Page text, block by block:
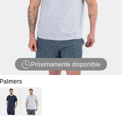
Próximamente disponible
Palmers